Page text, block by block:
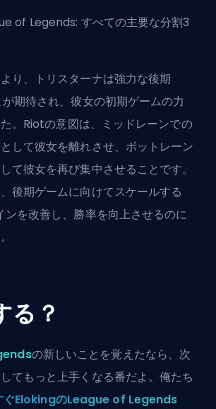
of Legends: すべての主要な分割3
り、トリスターナは強力な後期
期待され、彼女の初期ゲームの力
。Riotの意図は、ミッドレーンでの
して彼女を離れさせ、ボットレーン
て彼女を再び集中させることです。
後期ゲームに向けてスケールする
ンを改善し、勝率を向上させるのに
る？
の新しいことを覚えたなら、次
てもっと上手くなる番だよ。俺たち
ぐElokingのLeague of Legends